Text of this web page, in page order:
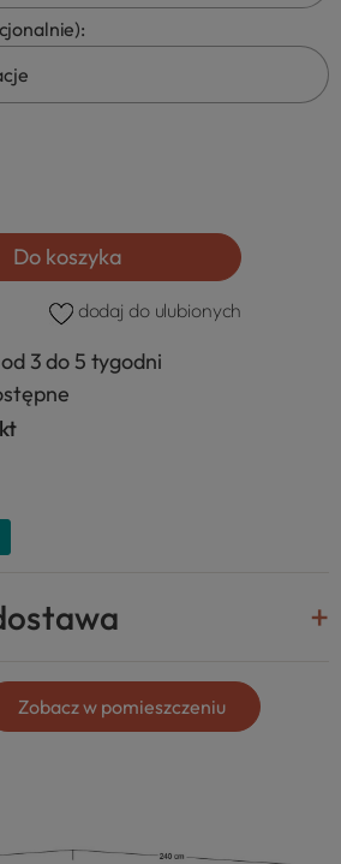
Do koszyka
dodaj do ulubionych
od 3 do 5 tygodni
Zobacz w pomieszczeniu